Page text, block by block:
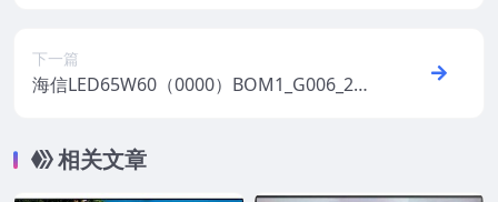
下一篇
海信LED65W60（0000）BOM1_G006_201
相关文章